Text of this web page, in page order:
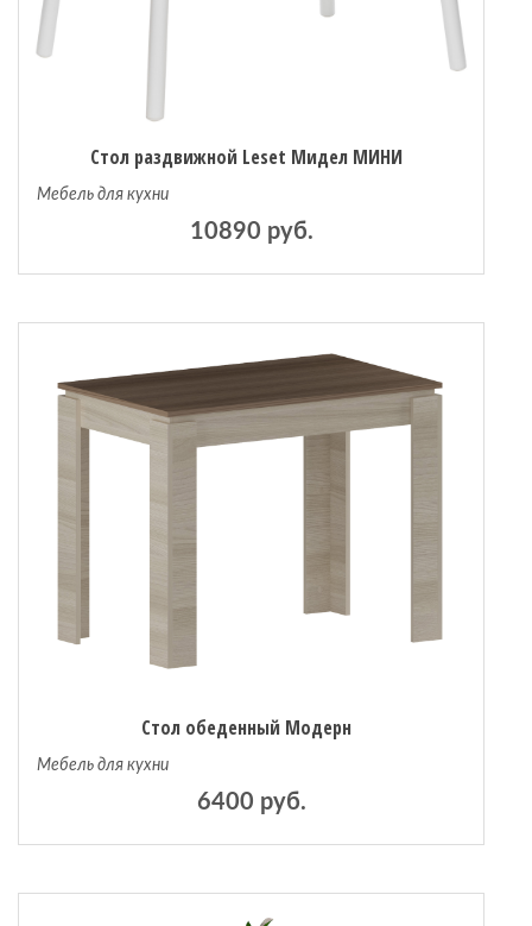
Стол раздвижной Leset Мидел МИНИ
Мебель для кухни
10890 руб.
Стол обеденный Модерн
Мебель для кухни
6400 руб.